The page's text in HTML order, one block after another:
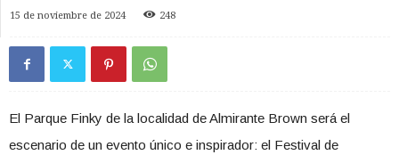
15 de noviembre de 2024 248
El Parque Finky de la localidad de Almirante Brown será el
escenario de un evento único e inspirador: el Festival de